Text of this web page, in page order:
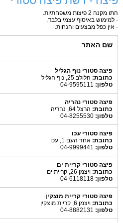
התו מקנה 2 פיצות משפחתיות.
- למימוש באיסוף עצמי בלבד.
- אין כפל מבצעים והנחות.
שם האתר
פיצה סטורי נוף הגליל
כתובת: הלולב 25, נוף הגליל
טלפון:
פיצה סטורי נהריה
כתובת: הרצל 64, נהריה
טלפון:
פיצה סטורי עכו
כתובת: אחד העם 1, עכו
טלפון:
פיצה סטורי קריית ים
כתובת: ויצמן 26, קריית ים
טלפון:
פיצה סטורי קריית מוצקין
כתובת: ויצמן 6, קריית מוצקין
טלפון: